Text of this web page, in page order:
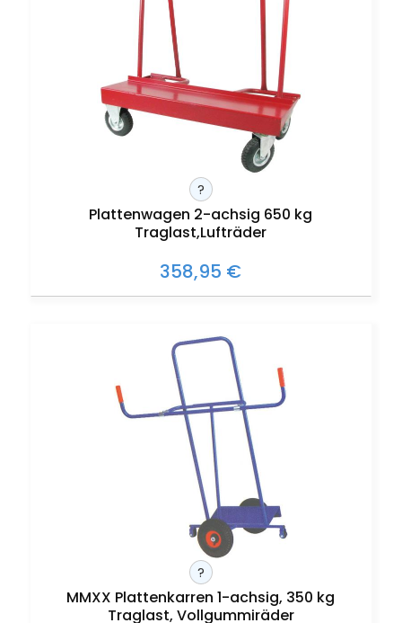
?
Plattenwagen 2-achsig 650 kg
Traglast,Lufträder
358,95 €
?
MMXX Plattenkarren 1-achsig, 350 kg
Traglast, Vollgummiräder